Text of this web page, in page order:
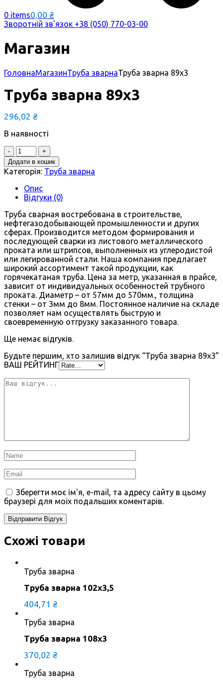
0 items0,00 ₴
Зворотній зв'язок +38 (050) 770-03-00
Магазин
ГоловнаМагазинТруба зварнаТруба зварна 89х3
Труба зварна 89х3
296,02 ₴
В наявності
Quantity
Додати в кошик
Категорія: Труба зварна
Опис
Відгуки (0)
Труба сварная востребована в строительстве,
нефтегазодобывающей промышленности и других
сферах. Производится методом формирования и
последующей сварки из листового металлического
проката или штрипсов, выполненных из углеродистой
или легированной стали. Наша компания предлагает
широкий ассортимент такой продукции, как
горячекатаная труба. Цена за метр, указанная в прайсе,
зависит от индивидуальных особенностей трубного
проката. Диаметр – от 57мм до 570мм., толщина
стенки – от 3мм до 8мм. Постоянное наличие на складе
позволяет нам осуществлять быструю и
своевременную отгрузку заказанного товара.
Ще немає відгуків.
Будьте першим, хто залишив відгук “Труба зварна 89х3”
ВАШ РЕЙТИНГ
Зберегти моє ім'я, e-mail, та адресу сайту в цьому
браузері для моїх подальших коментарів.
Схожі товари
Труба зварна
Труба зварна 102х3,5
404,71 ₴
Труба зварна
Труба зварна 108х3
370,02 ₴
Труба зварна